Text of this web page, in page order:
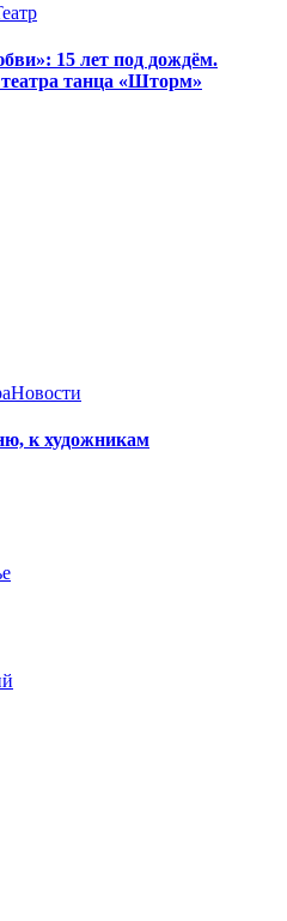
15 лет под дождём.
танца «Шторм»
Новости
к художникам